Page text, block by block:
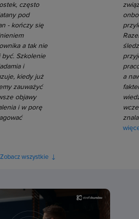
często
pod
- kończy się
a tak nie
być. Szkolenie
i
kiedy już
zauważyć
objawy
i w porę
a
Zobacz wszystkie